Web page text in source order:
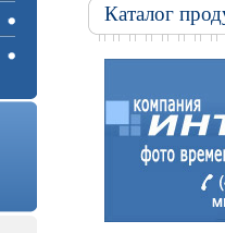
Каталог